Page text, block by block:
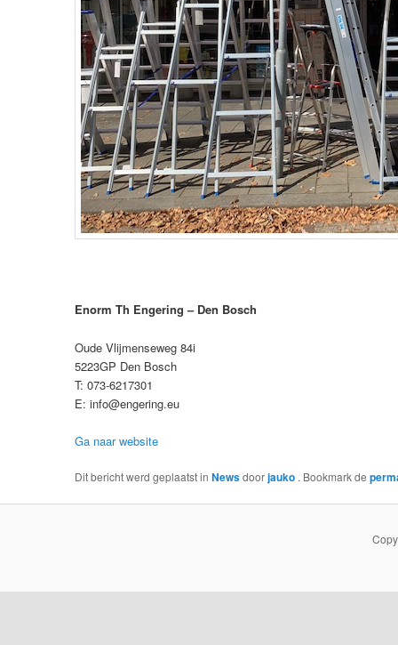
Enorm Th Engering – Den Bosch
Oude Vlijmenseweg 84i
5223GP Den Bosch
T: 073-6217301
E: info@engering.eu
Ga naar website
Dit bericht werd geplaatst in Newsdoorjauko . Bookmark de